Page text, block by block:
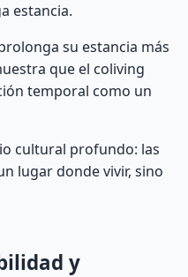
estancia.
su estancia más
que el coliving
temporal como un
cultural profundo: las
lugar donde vivir, sino
y